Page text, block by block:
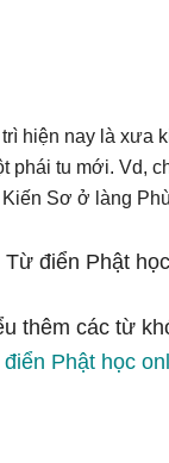
hiện nay là xưa
phái tu mới. Vd,
Sơ ở làng
điển Phật
thêm các từ
Phật học